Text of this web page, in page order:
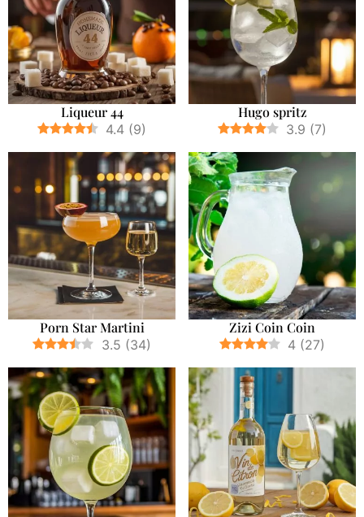
Liqueur 44
4.4 (9)
Hugo spritz
3.9 (7)
Porn Star Martini
3.5 (34)
Zizi Coin Coin
4 (27)